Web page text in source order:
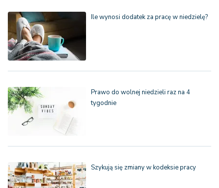
Ile wynosi dodatek za pracę w niedzielę?
Prawo do wolnej niedzieli raz na 4
tygodnie
Szykują się zmiany w kodeksie pracy